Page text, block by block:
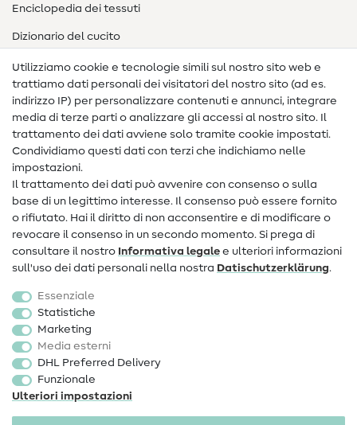
Enciclopedia dei tessuti
Dizionario del cucito
Nähanleitungen
Assistenza e contatto
Contatto
Informazioni sul nuovo proprietario
FAQ
Diritto di recesso
Popolare
Accessori cucito
Sale
Utilizziamo cookie e tecnologie simili sul nostro sito web e
trattiamo dati personali dei visitatori del nostro sito (ad es.
indirizzo IP) per personalizzare contenuti e annunci, integrare
media di terze parti o analizzare gli accessi al nostro sito. Il
trattamento dei dati avviene solo tramite cookie impostati.
Condividiamo questi dati con terzi che indichiamo nelle
impostazioni.
Il trattamento dei dati può avvenire con consenso o sulla
base di un legittimo interesse. Il consenso può essere fornito
o rifiutato. Hai il diritto di non acconsentire e di modificare o
revocare il consenso in un secondo momento. Si prega di
consultare il nostro Informativa legale e ulteriori informazioni
sull'uso dei dati personali nella nostra Dati­schutz­erklärung.
Essenziale
Statistiche
Marketing
Media esterni
DHL Preferred Delivery
Funzionale
Ulteriori impostazioni